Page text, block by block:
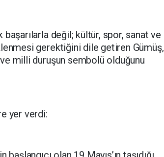
başarılarla değil; kültür, spor, sanat ve
gerektiğini dile getiren Gümüş,
ve milli duruşun sembolü olduğunu
yer verdi: